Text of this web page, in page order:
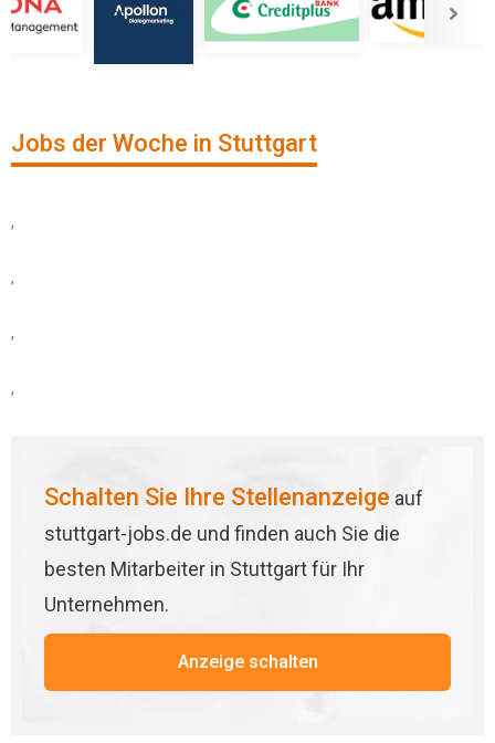
Jobs der Woche in Stuttgart
,
,
,
,
Schalten Sie Ihre Stellenanzeige auf
stuttgart-jobs.de und finden auch Sie die
besten Mitarbeiter in Stuttgart für Ihr
Unternehmen.
Anzeige schalten